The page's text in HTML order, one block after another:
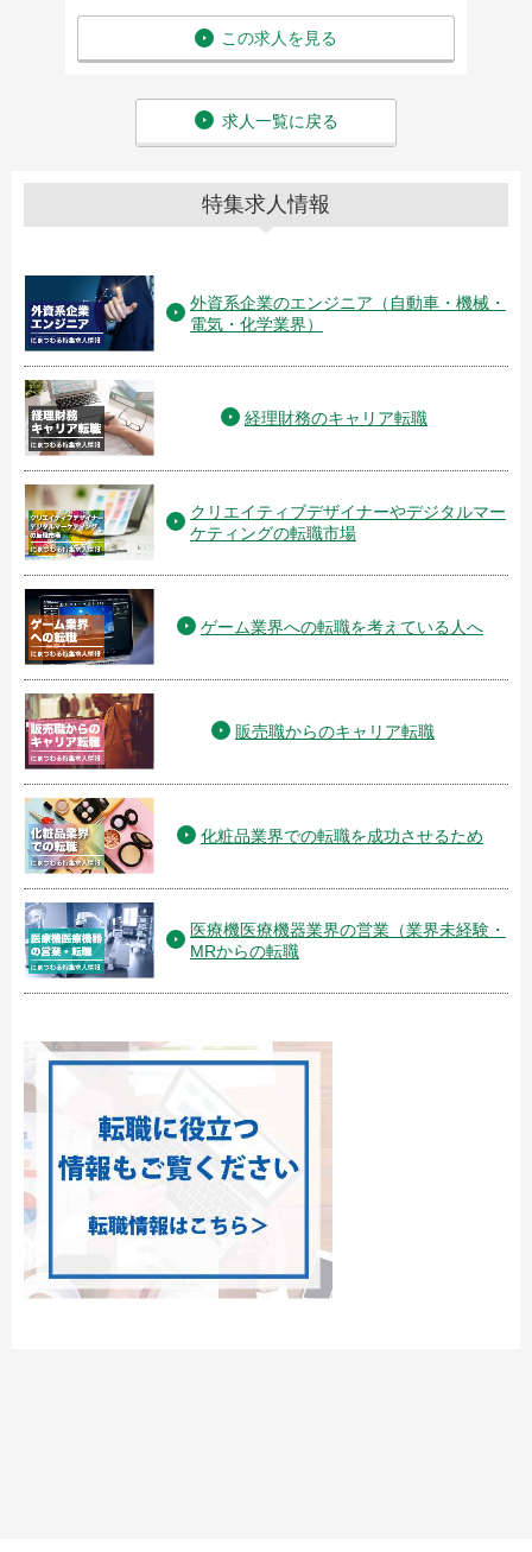
この求人を見る
求人一覧に戻る
特集求人情報
外資系企業のエンジニア（自動車・機械・
電気・化学業界）
経理財務のキャリア転職
クリエイティブデザイナーやデジタルマー
ケティングの転職市場
ゲーム業界への転職を考えている人へ
販売職からのキャリア転職
化粧品業界での転職を成功させるため
医療機医療機器業界の営業（業界未経験・
MRからの転職